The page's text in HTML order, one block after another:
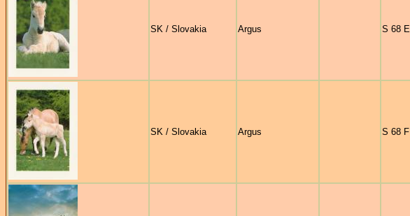
SK / Slovakia Argus S 68 E
SK / Slovakia Argus S 68 F